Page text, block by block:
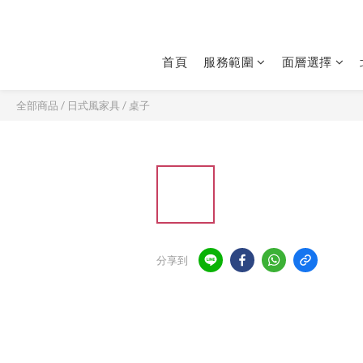
首頁 服務範圍 面層選擇
全部商品 / 日式風家具 / 桌子
分享到